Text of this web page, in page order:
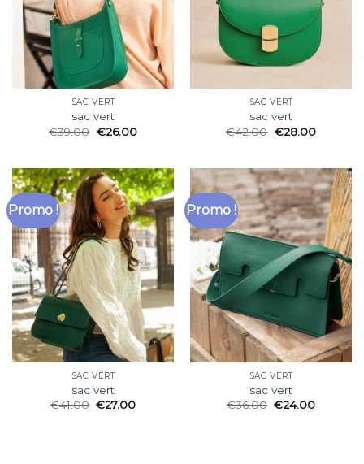
SAC VERT
sac vert
€39.00 €26.00
SAC VERT
sac vert
€42.00 €28.00
Promo !
SAC VERT
sac vert
€41.00 €27.00
Promo !
SAC VERT
sac vert
€36.00 €24.00